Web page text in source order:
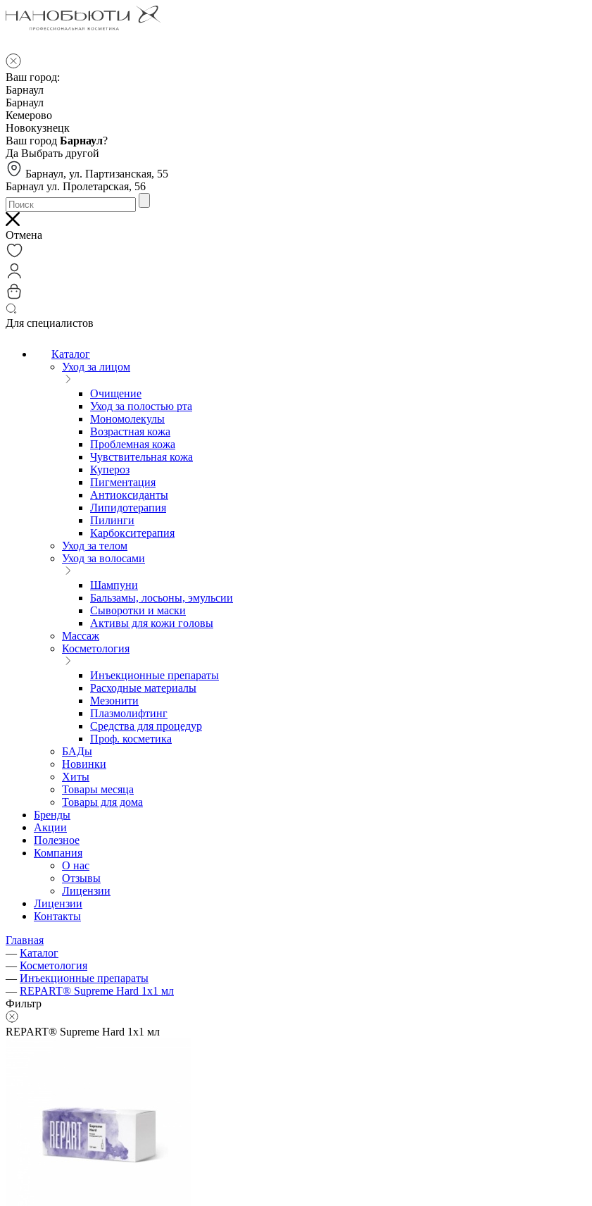
Ваш город:
Барнаул
Барнаул
Кемерово
Новокузнецк
Ваш город Барнаул?
Да Выбрать другой
Барнаул, ул. Партизанская, 55
Барнаул ул. Пролетарская, 56
Отмена
Для специалистов
Каталог
Уход за лицом
Очищение
Уход за полостью рта
Мономолекулы
Возрастная кожа
Проблемная кожа
Чувствительная кожа
Купероз
Пигментация
Антиоксиданты
Липидотерапия
Пилинги
Карбокситерапия
Уход за телом
Уход за волосами
Шампуни
Бальзамы, лосьоны, эмульсии
Сыворотки и маски
Активы для кожи головы
Массаж
Косметология
Инъекционные препараты
Расходные материалы
Мезонити
Плазмолифтинг
Средства для процедур
Проф. косметика
БАДы
Новинки
Хиты
Товары месяца
Товары для дома
Бренды
Акции
Полезное
Компания
О нас
Отзывы
Лицензии
Лицензии
Контакты
Главная
— Каталог
— Косметология
— Инъекционные препараты
— REPART® Supreme Hard 1х1 мл
Фильтр
REPART® Supreme Hard 1х1 мл